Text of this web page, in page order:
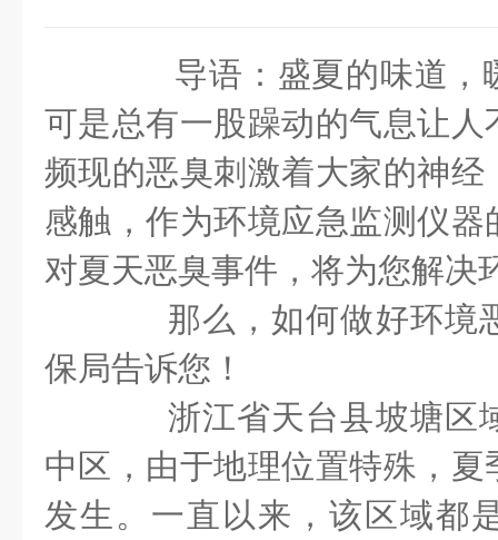
导语：盛夏的味道，
可是总有一股躁动的气息让
频现的恶臭刺激着大家的神
感触，作为环境应急监测仪
对夏天恶臭事件，将为您解决
那么，如何做好环境
保局告诉您！
浙江省天台县坡塘区
中区，由于地理位置特殊，
发生。一直以来，该区域都